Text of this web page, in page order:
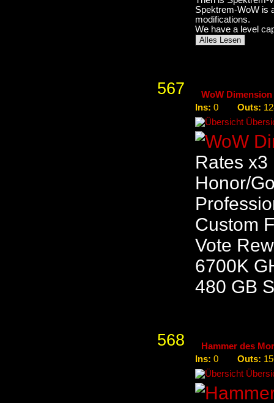
Spektrem-WoW is
modifications.
We have a level
Alles Lesen
567
WoW
Ins: 0 Outs:
Rates
Honor/
Custom
Vote
6700K
480 GB
568
Hammer des
Ins: 0 Outs: